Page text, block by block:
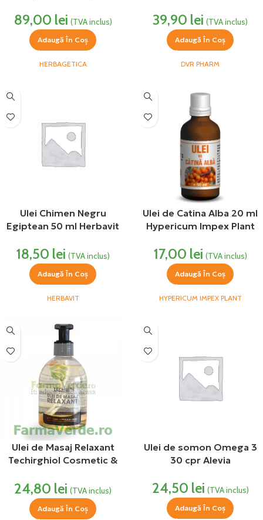
89,00 lei (TVA inclus)
Adaugă În Coș
HERBAGETICA
39,90 lei (TVA inclus)
Adaugă În Coș
DVR PHARM
Ulei Chimen Negru
Egiptean 50 ml Herbavit
18,50 lei (TVA inclus)
Adaugă În Coș
HERBAVIT
Ulei de Catina Alba 20 ml
Hypericum Impex Plant
17,00 lei (TVA inclus)
Adaugă În Coș
HYPERICUM IMPEX PLANT
Ulei de Masaj Relaxant
Techirghiol Cosmetic &
24,80 lei (TVA inclus)
Adaugă În Coș
Ulei de somon Omega 3
30 cpr Alevia
24,50 lei (TVA inclus)
Adaugă În Coș